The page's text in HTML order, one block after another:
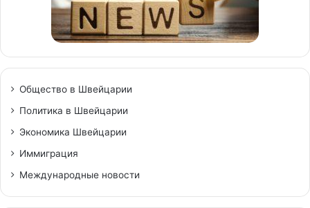
Общество в Швейцарии
Политика в Швейцарии
Экономика Швейцарии
Иммиграция
Международные новости